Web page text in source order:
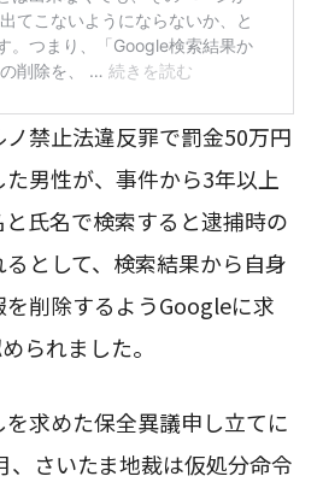
禁止法違反罪で罰金50万円
男性が、事件から3年以上
氏名で検索すると逮捕時の
として、検索結果から自身
削除するようGoogleに求
られました。
求めた保全異議申し立てに
、さいたま地裁は仮処分命令